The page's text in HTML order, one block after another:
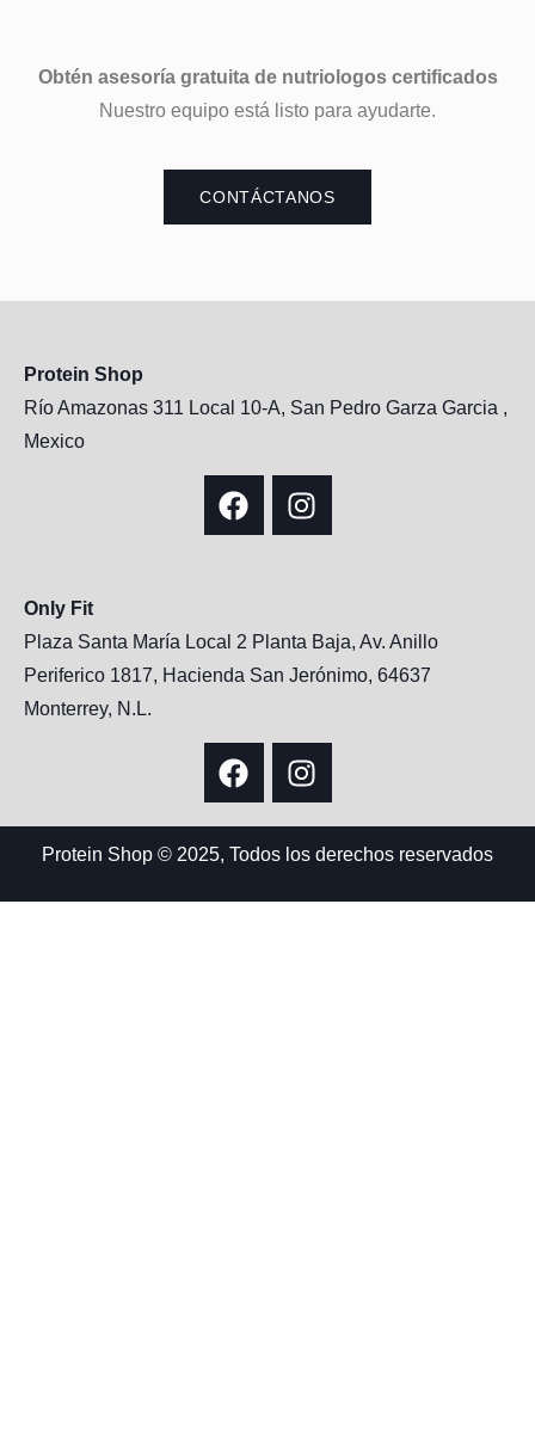
Obtén asesoría gratuita de nutriologos certificados
Nuestro equipo está listo para ayudarte.
CONTÁCTANOS
Protein Shop
Río Amazonas 311 Local 10-A, San Pedro Garza Garcia ,
Mexico
Only Fit
Plaza Santa María Local 2 Planta Baja, Av. Anillo
Periferico 1817, Hacienda San Jerónimo, 64637
Monterrey, N.L.
Protein Shop © 2025, Todos los derechos reservados